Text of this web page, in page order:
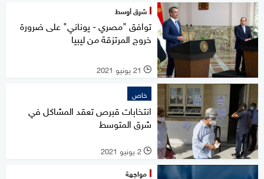
شرق أوسط
توافق "مصري - يوناني" على ضرورة
خروج المرتزقة من ليبيا
l 21 يونيو 2021
خاص
انتخابات قبرص تعقد المشاكل في
شرق المتوسط
l 2 يونيو 2021
مواجهة